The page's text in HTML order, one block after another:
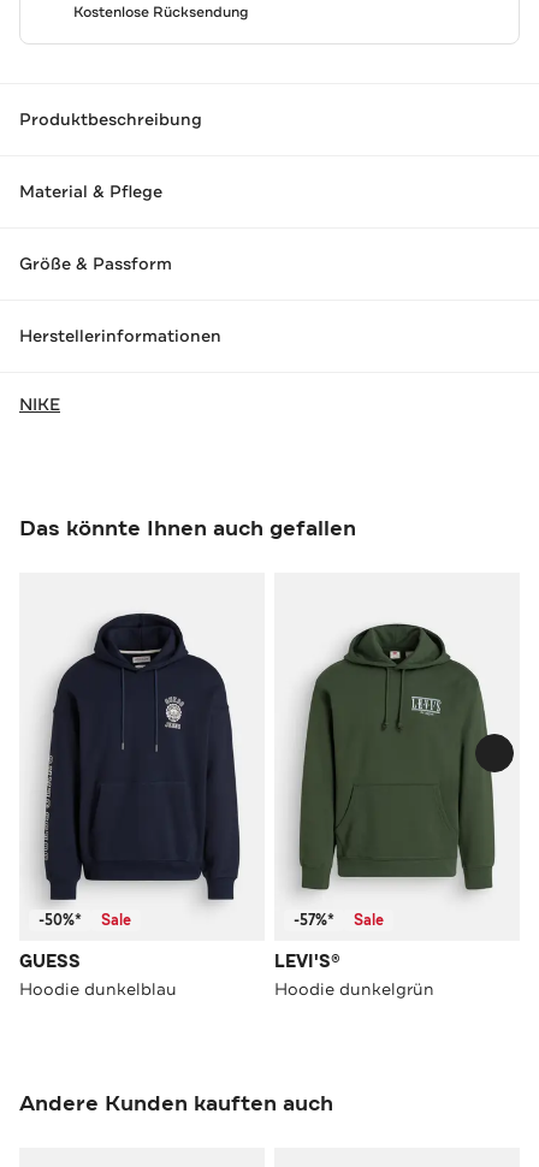
Kostenlose Rücksendung
Produktbeschreibung
Material & Pflege
Größe & Passform
Herstellerinformationen
NIKE
Das könnte Ihnen auch gefallen
-50%* Sale
GUESS
Hoodie dunkelblau
-57%* Sale
LEVI'S®
Hoodie dunkelgrün
Andere Kunden kauften auch